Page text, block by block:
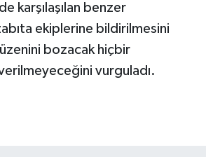
karşılaşılan benzer
ekiplerine bildirilmesini
bozacak hiçbir
vurguladı.